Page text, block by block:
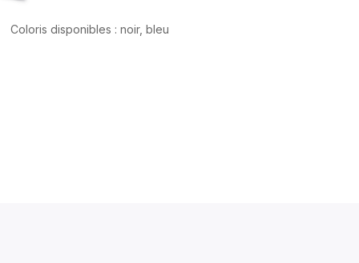
Coloris disponibles : noir, bleu